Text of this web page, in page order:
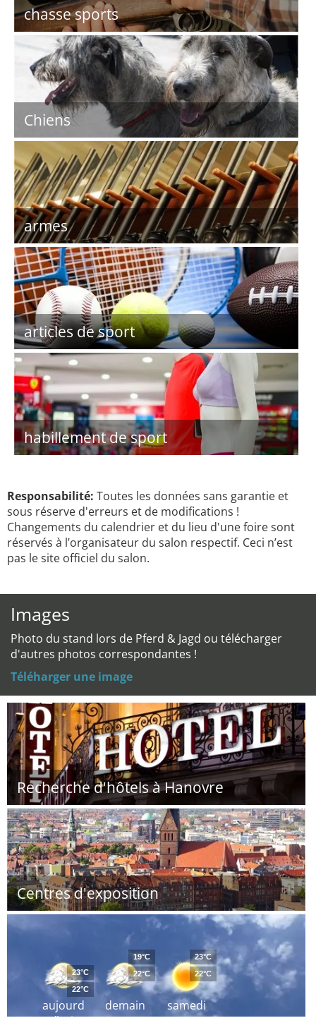
chasse sports
Chiens
armes
articles de sport
habillement de sport
Responsabilité: Toutes les données sans garantie et
sous réserve d'erreurs et de modifications !
Changements du calendrier et du lieu d'une foire sont
réservés à l’organisateur du salon respectif. Ceci n’est
pas le site officiel du salon.
Images
Photo du stand lors de Pferd & Jagd ou télécharger
d'autres photos correspondantes !
Téléharger une image
Recherche d'hôtels à Hanovre
Centres d'exposition
aujourd
´hui
23°C
22°C
demain
19°C
22°C
samedi
23°C
22°C